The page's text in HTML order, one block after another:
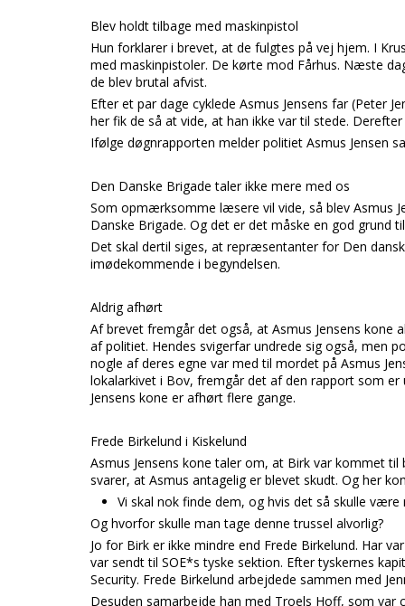
Blev holdt tilbage med maskinpistol
Hun forklarer i brevet, at de fulgtes på vej hjem. I
med maskinpistoler. De kørte mod Fårhus. Næste
de blev brutal afvist.
Efter et par dage cyklede Asmus Jensens far (Peter
her fik de så at vide, at han ikke var til stede.
Ifølge døgnrapporten melder politiet Asmus Jensen
Den Danske Brigade taler ikke mere med os
Som opmærksomme læsere vil vide, så blev Asmus
Danske Brigade. Og det er det måske en god grund
Det skal dertil siges, at repræsentanter for Den
imødekommende i begyndelsen.
Aldrig afhørt
Af brevet fremgår det også, at Asmus Jensens
af politiet. Hendes svigerfar undrede sig også, men
nogle af deres egne var med til mordet på Asmus
lokalarkivet i Bov, fremgår det af den rapport som
Jensens kone er afhørt flere gange.
Frede Birkelund i Kiskelund
Asmus Jensens kone taler om, at Birk var kommet til
svarer, at Asmus antagelig er blevet skudt. Og her
Vi skal nok finde dem, og hvis det så skulle være
Og hvorfor skulle man tage denne trussel alvorlig?
Jo for Birk er ikke mindre end Frede Birkelund. Har
var sendt til SOE*s tyske sektion. Efter tyskernes
Security. Frede Birkelund arbejdede sammen med
Desuden samarbejde han med Troels Hoff, som